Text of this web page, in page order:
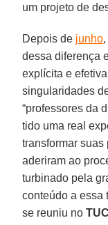
um projeto de
Depois de junho
dessa diferença
explícita e
singularidades
“professores da
tido uma real
transformar
aderiram ao
turbinado pela
conteúdo a essa
se reuniu no